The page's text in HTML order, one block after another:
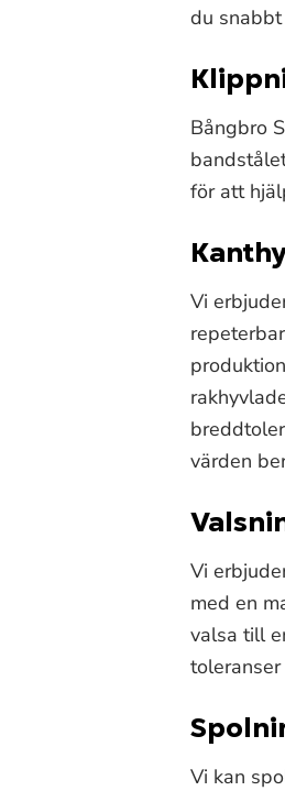
du
Bångbro
för att
Vi
värden
Vi
med en
valsa till
Vi kan